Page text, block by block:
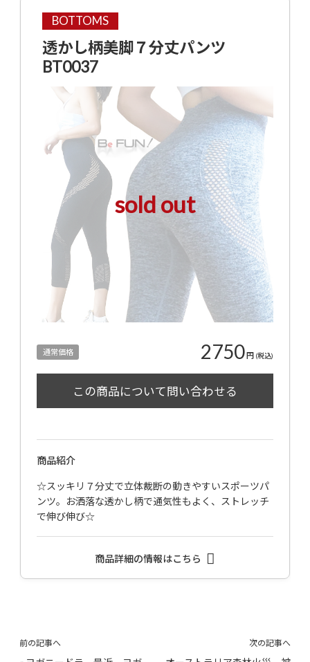
BOTTOMS
透かし柄美脚７分丈パンツ
BT0037
sold out
通常価格 2750円 (税込)
商品紹介
☆スッキリ７分丈で立体裁断の動きやすいスポーツパ
ンツ。お洒落な透かし柄で通気性もよく、ストレッチ
で伸び伸び☆
商品詳細の情報はこちら
前の記事へ 次の記事へ